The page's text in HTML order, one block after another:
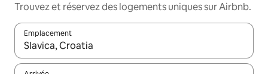
Trouvez et réservez des logements uniques sur Airbnb.
Emplacement
Quand les résultats sont affichés, parcourez-les en utilisant